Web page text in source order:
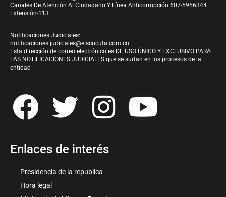
Canales De Atención Al Ciudadano Y Línea Anticorrupción 607-5956344
Extensión-113
Notificaciones Judiciales:
notificaciones.judiciales@eiscucuta.com.co
Esta dirección de correo electrónico es DE USO ÚNICO Y EXCLUSIVO PARA
LAS NOTIFICACIONES JUDICIALES que se surtan en los procesos de la
entidad
Enlaces de interés
Presidencia de la republica
Hora legal